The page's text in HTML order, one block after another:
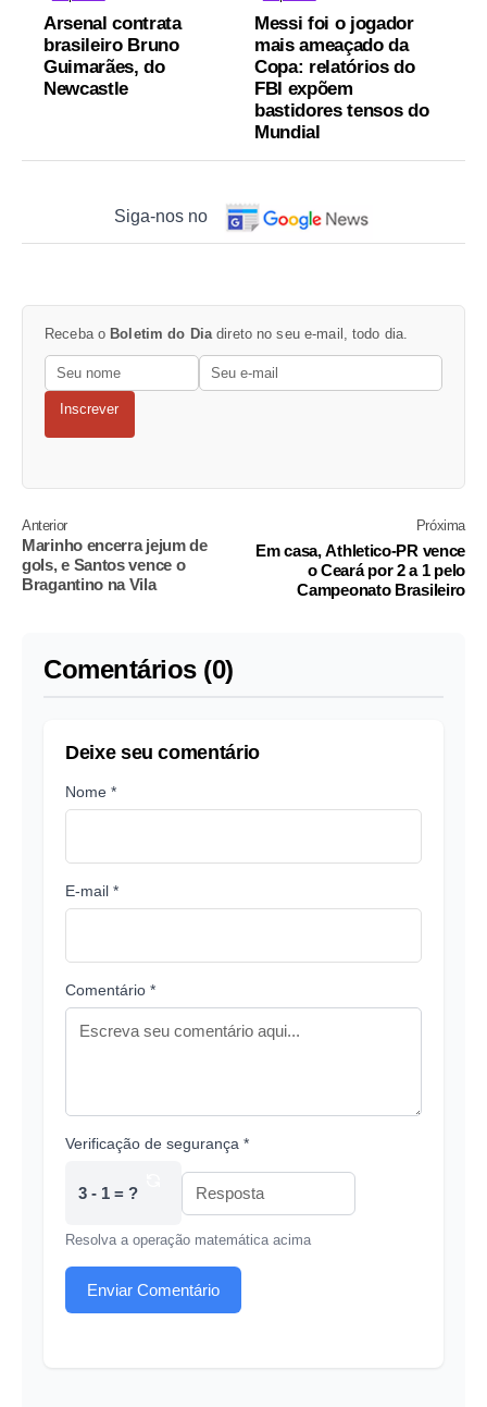
Arsenal contrata
brasileiro Bruno
Guimarães, do
Newcastle
Messi foi o jogador
mais ameaçado da
Copa: relatórios do
FBI expõem
bastidores tensos do
Mundial
Siga-nos no
Receba o Boletim do Dia direto no seu e-mail, todo dia.
Inscrever
Anterior
Marinho encerra jejum de
gols, e Santos vence o
Bragantino na Vila
Próxima
Em casa, Athletico-PR vence
o Ceará por 2 a 1 pelo
Campeonato Brasileiro
Comentários (0)
Deixe seu comentário
Nome *
E-mail *
Comentário *
Verificação de segurança *
3 - 1 = ?
Resolva a operação matemática acima
Enviar Comentário